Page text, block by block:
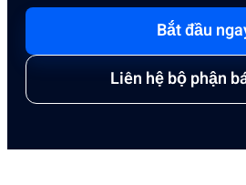
Bắt đầu
Liên hệ bộ phận